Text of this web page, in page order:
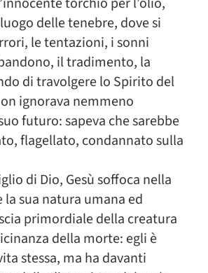
delle tenebre, dove si
le tentazioni, i sonni
il tradimento, la
di travolgere lo Spirito del
ignorava nemmeno
futuro: sapeva che sarebbe
flagellato, condannato sulla
di Dio, Gesù soffoca nella
la sua natura umana ed
primordiale della creatura
della morte: egli è
stessa, ma ha davanti